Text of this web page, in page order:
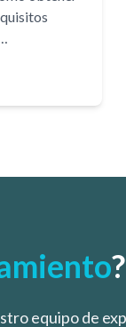
?
equipo de